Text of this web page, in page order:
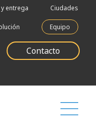
entrega Ciudades
Equipo
Contacto